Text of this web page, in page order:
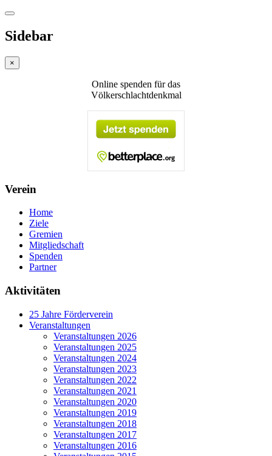
Sidebar
×
Online spenden für das
Völkerschlachtdenkmal
Verein
Home
Ziele
Gremien
Mitgliedschaft
Spenden
Partner
Aktivitäten
25 Jahre Förderverein
Veranstaltungen
Veranstaltungen 2026
Veranstaltungen 2025
Veranstaltungen 2024
Veranstaltungen 2023
Veranstaltungen 2022
Veranstaltungen 2021
Veranstaltungen 2020
Veranstaltungen 2019
Veranstaltungen 2018
Veranstaltungen 2017
Veranstaltungen 2016